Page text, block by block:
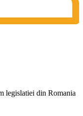
legislatiei din Romania